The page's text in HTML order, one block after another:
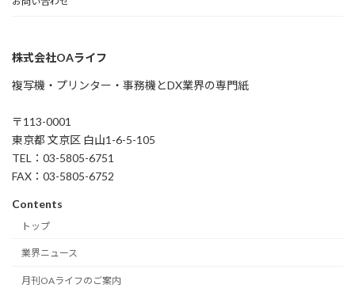
株式会社OAライフ
複写機・プリンター・事務機とDX業界の専門紙
〒113-0001
東京都 文京区 白山1-6-5-105
TEL：03-5805-6751
FAX：03-5805-6752
Contents
トップ
業界ニュース
月刊OAライフのご案内